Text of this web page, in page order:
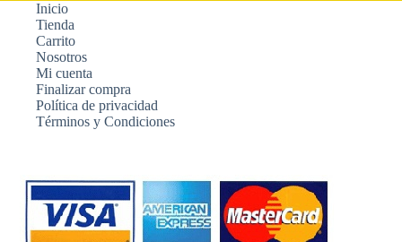
Inicio
Tienda
Carrito
Nosotros
Mi cuenta
Finalizar compra
Política de privacidad
Términos y Condiciones